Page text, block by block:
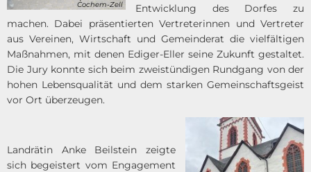
Cochem-Zell
Entwicklung des Dorfes zu
machen. Dabei präsentierten Vertreterinnen und Vertreter
aus Vereinen, Wirtschaft und Gemeinderat die vielfältigen
Maßnahmen, mit denen Ediger-Eller seine Zukunft gestaltet.
Die Jury konnte sich beim zweistündigen Rundgang von der
hohen Lebensqualität und dem starken Gemeinschaftsgeist
vor Ort überzeugen.
Landrätin Anke Beilstein zeigte
sich begeistert vom Engagement